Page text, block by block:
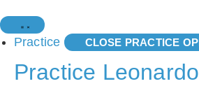
Practice CLOSE PRACTICE
Practice Leonardo